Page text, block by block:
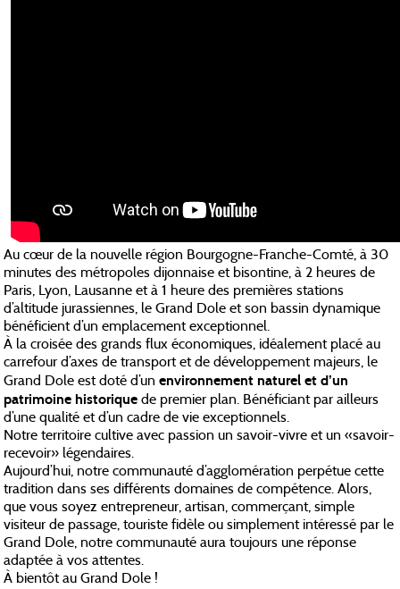
Au cœur de la nouvelle région Bourgogne-Franche-Comté, à 30
minutes des métropoles dijonnaise et bisontine, à 2 heures de
Paris, Lyon, Lausanne et à 1 heure des premières stations
d’altitude jurassiennes, le Grand Dole et son bassin dynamique
bénéficient d’un emplacement exceptionnel.
À la croisée des grands flux économiques, idéalement placé au
carrefour d’axes de transport et de développement majeurs, le
Grand Dole est doté d’unenvironnement naturel et d’un
patrimoine historique de premier plan. Bénéficiant par ailleurs
d’une qualité et d’un cadre de vie exceptionnels.
Notre territoire cultive avec passion un savoir-vivre et un «savoir-
recevoir» légendaires.
Aujourd’hui, notre communauté d’agglomération perpétue cette
tradition dans ses différents domaines de compétence. Alors,
que vous soyez entrepreneur, artisan, commerçant, simple
visiteur de passage, touriste fidèle ou simplement intéressé par le
Grand Dole, notre communauté aura toujours une réponse
adaptée à vos attentes.
À bientôt au Grand Dole !